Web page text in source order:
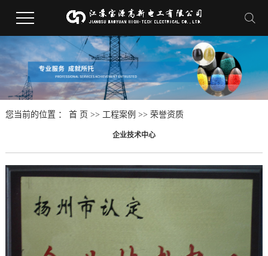
您当前的位置 ： 首 页 >> 工程案例 >> 荣誉资质
企业技术中心